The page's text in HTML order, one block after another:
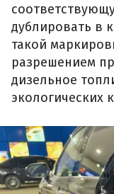
дублировать в
такой
разрешением
дизельное
экологических